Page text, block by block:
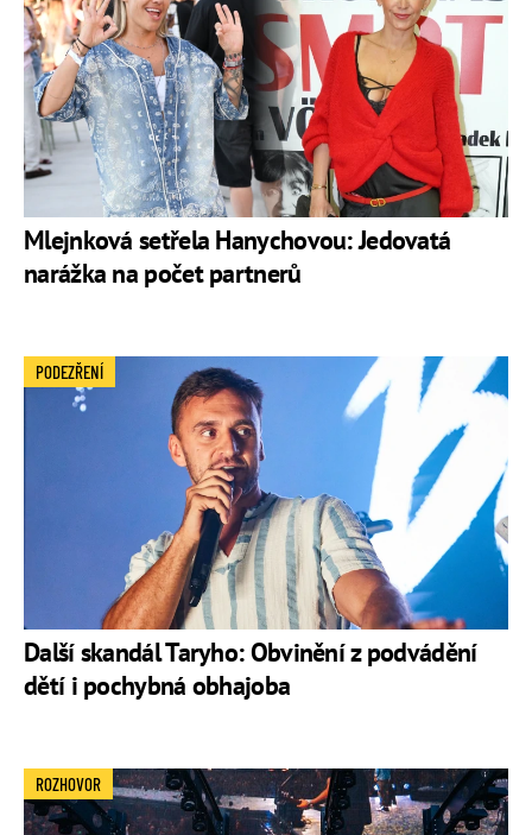
Mlejnková setřela Hanychovou: Jedovatá
narážka na počet partnerů
Další skandál Taryho: Obvinění z podvádění
dětí i pochybná obhajoba
PODEZŘENÍ
ROZHOVOR